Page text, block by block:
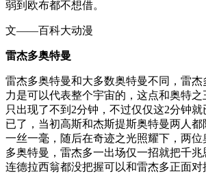
弱到欧布都不想借。
文——百科大动漫
雷杰多奥特曼
雷杰多奥特曼和大多数奥特曼不同，雷
力是可以代表整个宇宙的，这点和奥特
只出现了不到2分钟，不过仅仅这2分钟
已了，当初高斯和杰斯提斯奥特曼两人
一丝一毫，随后在奇迹之光照耀下，两
多奥特曼，雷杰多一出场仅一招就把千兆
连德拉西翁都没把握可以和雷杰多正面对